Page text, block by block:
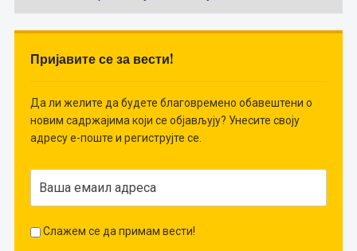
Пријавите се за вести!
Да ли желите да будете благовремено обавештени о
новим садржајима који се објављују? Унесите своју
адресу е-поште и региструјте се.
Слажем се да примам вести!